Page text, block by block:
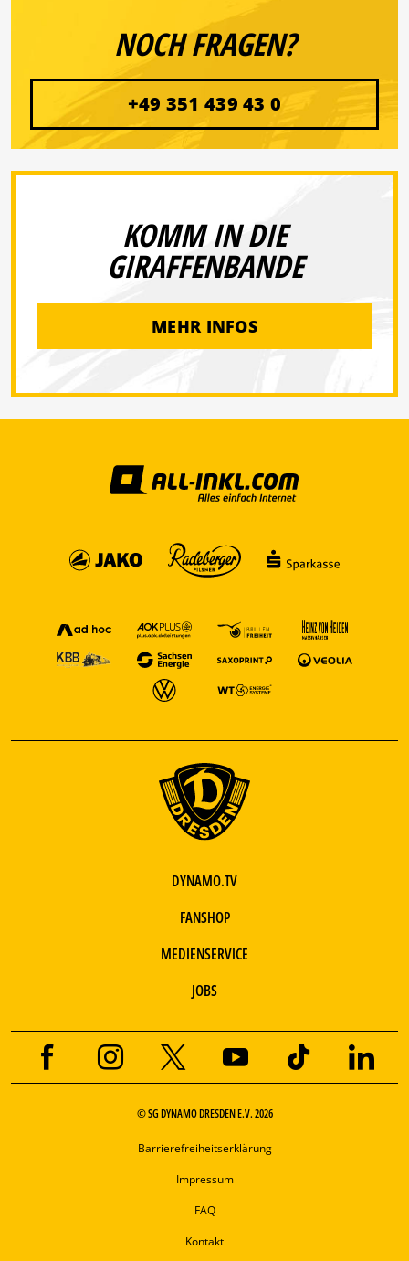
NOCH FRAGEN?
+49 351 439 43 0
KOMM IN DIE
GIRAFFENBANDE
MEHR INFOS
DYNAMO.TV
FANSHOP
MEDIENSERVICE
JOBS
© SG DYNAMO DRESDEN E.V. 2026
Barrierefreiheitserklärung
Impressum
FAQ
Kontakt